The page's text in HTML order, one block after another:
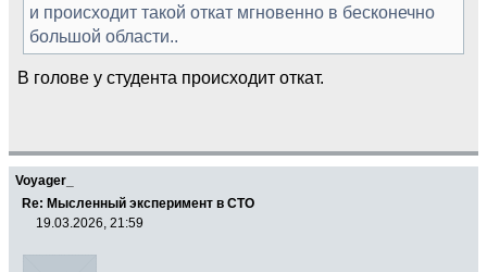
и происходит такой откат мгновенно в бесконечно
большой области..
В голове у студента происходит откат.
Voyager_
Re: Мысленный эксперимент в СТО
19.03.2026, 21:59